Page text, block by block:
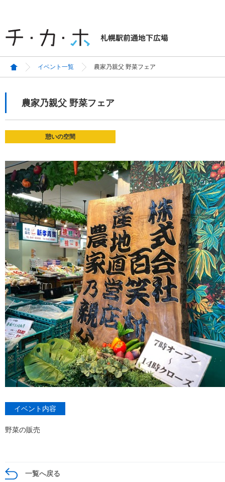
イベント一覧 農家乃親父 野菜フェア
農家乃親父 野菜フェア
憩いの空間
イベント内容
野菜の販売
一覧へ戻る